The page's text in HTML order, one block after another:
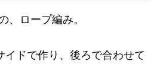
、ロープ編み。
イドで作り、後ろで合わせて